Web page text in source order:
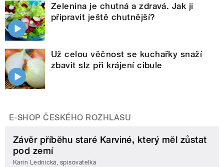
Zelenina je chutná a zdravá. Jak ji
připravit ještě chutnější?
Už celou věčnost se kuchařky snaží
zbavit slz při krájení cibule
E-SHOP ČESKÉHO ROZHLASU
Závěr příběhu staré Karviné, který měl zůstat
pod zemí
Karin Lednická, spisovatelka